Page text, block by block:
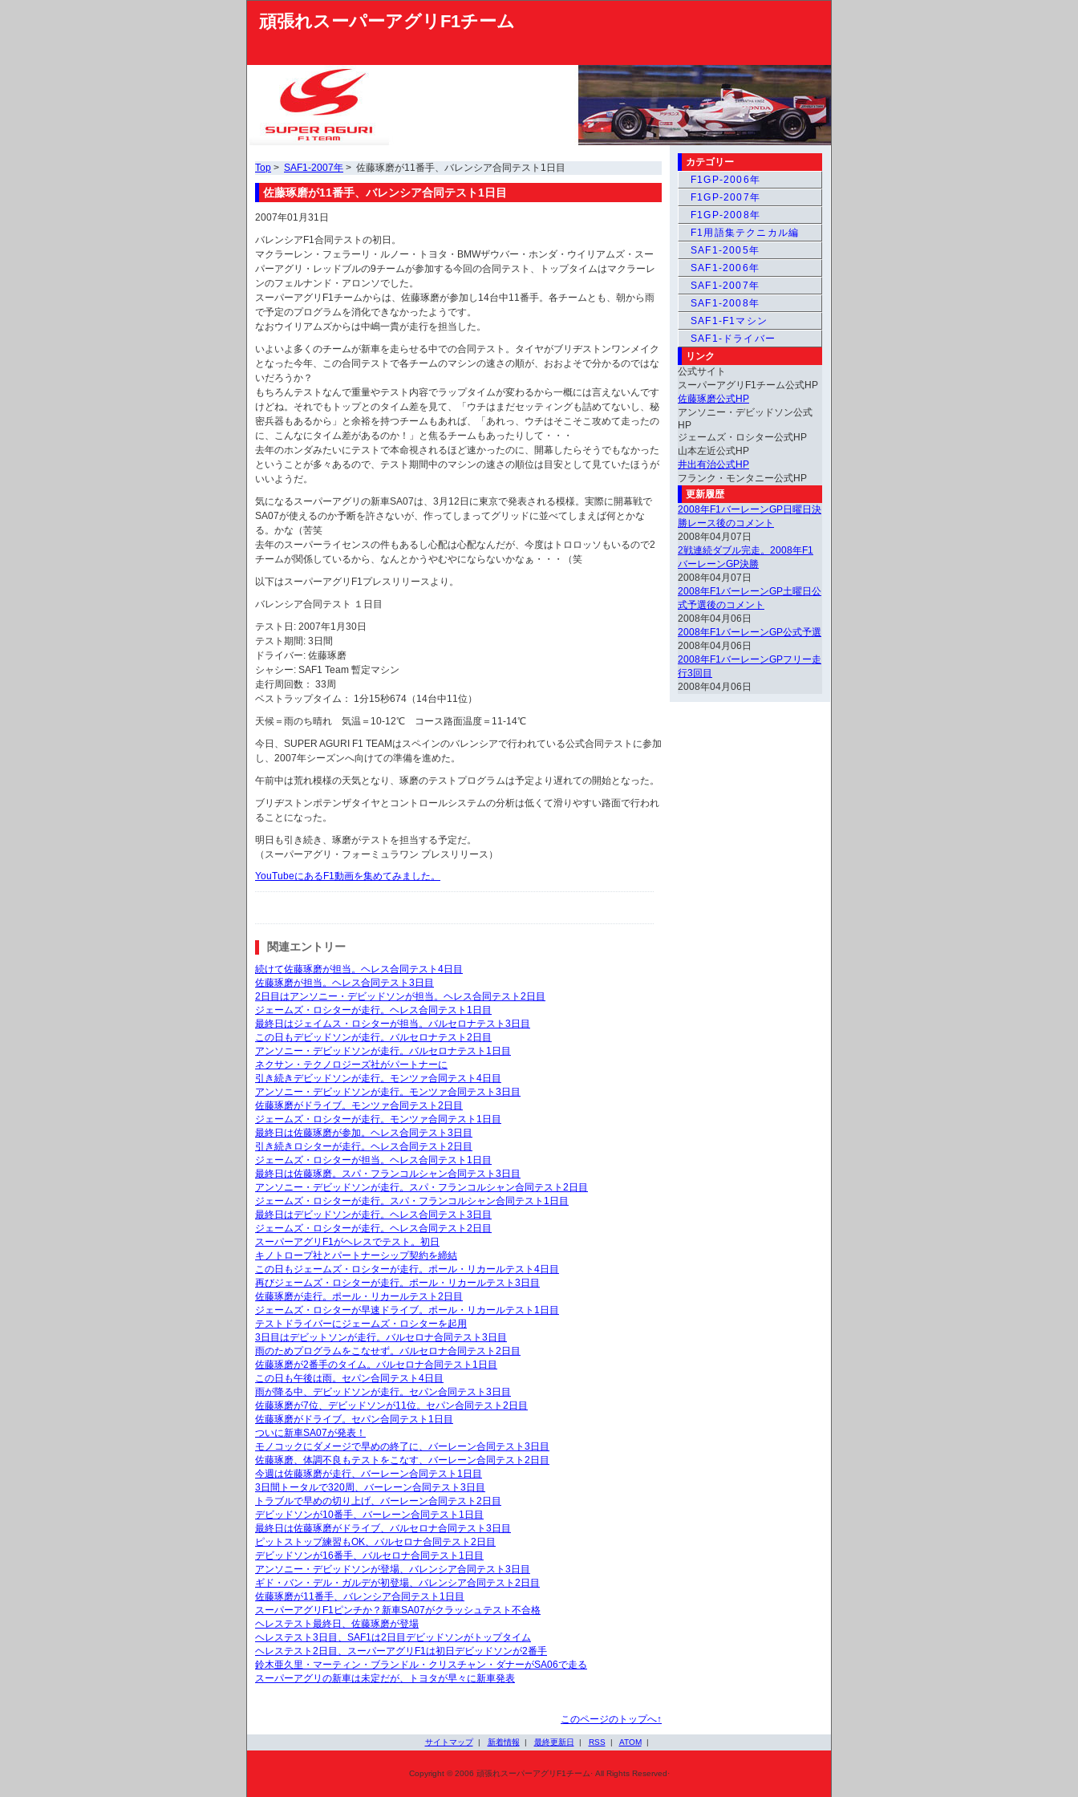
頑張れスーパーアグリF1チーム
Top > SAF1-2007年 > 佐藤琢磨が11番手、バレンシア合同テスト1日目
佐藤琢磨が11番手、バレンシア合同テスト1日目
2007年01月31日
バレンシアF1合同テストの初日。
マクラーレン・フェラーリ・ルノー・トヨタ・BMWザウバー・ホンダ・ウイリアムズ・スー
パーアグリ・レッドブルの9チームが参加する今回の合同テスト、トップタイムはマクラーレ
ンのフェルナンド・アロンソでした。
スーパーアグリF1チームからは、佐藤琢磨が参加し14台中11番手。各チームとも、朝から雨
で予定のプログラムを消化できなかったようです。
なおウイリアムズからは中嶋一貴が走行を担当した。
いよいよ多くのチームが新車を走らせる中での合同テスト。タイヤがブリヂストンワンメイク
となった今年、この合同テストで各チームのマシンの速さの順が、おおよそで分かるのではな
いだろうか？
もちろんテストなんで重量やテスト内容でラップタイムが変わるから一概には言えないんです
けどね。それでもトップとのタイム差を見て、「ウチはまだセッティングも詰めてないし、秘
密兵器もあるから」と余裕を持つチームもあれば、「あれっ、ウチはそこそこ攻めて走ったの
に、こんなにタイム差があるのか！」と焦るチームもあったりして・・・
去年のホンダみたいにテストで本命視されるほど速かったのに、開幕したらそうでもなかった
ということが多々あるので、テスト期間中のマシンの速さの順位は目安として見ていたほうが
いいようだ。
気になるスーパーアグリの新車SA07は、3月12日に東京で発表される模様。実際に開幕戦で
SA07が使えるのか予断を許さないが、作ってしまってグリッドに並べてしまえば何とかな
る。かな（苦笑
去年のスーパーライセンスの件もあるし心配は心配なんだが、今度はトロロッソもいるので2
チームが関係しているから、なんとかうやむやにならないかなぁ・・・（笑
以下はスーパーアグリF1プレスリリースより。
バレンシア合同テスト １日目
テスト日: 2007年1月30日
テスト期間: 3日間
ドライバー: 佐藤琢磨
シャシー: SAF1 Team 暫定マシン
走行周回数： 33周
ベストラップタイム： 1分15秒674（14台中11位）
天候＝雨のち晴れ 気温＝10-12℃ コース路面温度＝11-14℃
今日、SUPER AGURI F1 TEAMはスペインのバレンシアで行われている公式合同テストに参加
し、2007年シーズンへ向けての準備を進めた。
午前中は荒れ模様の天気となり、琢磨のテストプログラムは予定より遅れての開始となった。
ブリヂストンポテンザタイヤとコントロールシステムの分析は低くて滑りやすい路面で行われ
ることになった。
明日も引き続き、琢磨がテストを担当する予定だ。
（スーパーアグリ・フォーミュラワン プレスリリース）
YouTubeにあるF1動画を集めてみました。
関連エントリー
続けて佐藤琢磨が担当。ヘレス合同テスト4日目
佐藤琢磨が担当。ヘレス合同テスト3日目
2日目はアンソニー・デビッドソンが担当。ヘレス合同テスト2日目
ジェームズ・ロシターが走行。ヘレス合同テスト1日目
最終日はジェイムス・ロシターが担当。バルセロナテスト3日目
この日もデビッドソンが走行。バルセロナテスト2日目
アンソニー・デビッドソンが走行。バルセロナテスト1日目
ネクサン・テクノロジーズ社がパートナーに
引き続きデビッドソンが走行。モンツァ合同テスト4日目
アンソニー・デビッドソンが走行。モンツァ合同テスト3日目
佐藤琢磨がドライブ。モンツァ合同テスト2日目
ジェームズ・ロシターが走行。モンツァ合同テスト1日目
最終日は佐藤琢磨が参加。ヘレス合同テスト3日目
引き続きロシターが走行。ヘレス合同テスト2日目
ジェームズ・ロシターが担当。ヘレス合同テスト1日目
最終日は佐藤琢磨。スパ・フランコルシャン合同テスト3日目
アンソニー・デビッドソンが走行。スパ・フランコルシャン合同テスト2日目
ジェームズ・ロシターが走行。スパ・フランコルシャン合同テスト1日目
最終日はデビッドソンが走行。ヘレス合同テスト3日目
ジェームズ・ロシターが走行。ヘレス合同テスト2日目
スーパーアグリF1がヘレスでテスト。初日
キノトロープ社とパートナーシップ契約を締結
この日もジェームズ・ロシターが走行。ポール・リカールテスト4日目
再びジェームズ・ロシターが走行。ポール・リカールテスト3日目
佐藤琢磨が走行。ポール・リカールテスト2日目
ジェームズ・ロシターが早速ドライブ。ポール・リカールテスト1日目
テストドライバーにジェームズ・ロシターを起用
3日目はデビットソンが走行。バルセロナ合同テスト3日目
雨のためプログラムをこなせず。バルセロナ合同テスト2日目
佐藤琢磨が2番手のタイム。バルセロナ合同テスト1日目
この日も午後は雨。セパン合同テスト4日目
雨が降る中、デビッドソンが走行。セパン合同テスト3日目
佐藤琢磨が7位、デビッドソンが11位。セパン合同テスト2日目
佐藤琢磨がドライブ。セパン合同テスト1日目
ついに新車SA07が発表！
モノコックにダメージで早めの終了に、バーレーン合同テスト3日目
佐藤琢磨、体調不良もテストをこなす、バーレーン合同テスト2日目
今週は佐藤琢磨が走行、バーレーン合同テスト1日目
3日間トータルで320周、バーレーン合同テスト3日目
トラブルで早めの切り上げ、バーレーン合同テスト2日目
デビッドソンが10番手、バーレーン合同テスト1日目
最終日は佐藤琢磨がドライブ、バルセロナ合同テスト3日目
ピットストップ練習もOK、バルセロナ合同テスト2日目
デビッドソンが16番手、バルセロナ合同テスト1日目
アンソニー・デビッドソンが登場、バレンシア合同テスト3日目
ギド・バン・デル・ガルデが初登場、バレンシア合同テスト2日目
佐藤琢磨が11番手、バレンシア合同テスト1日目
スーパーアグリF1ピンチか？新車SA07がクラッシュテスト不合格
ヘレステスト最終日、佐藤琢磨が登場
ヘレステスト3日目、SAF1は2日目デビッドソンがトップタイム
ヘレステスト2日目、スーパーアグリF1は初日デビッドソンが2番手
鈴木亜久里・マーティン・ブランドル・クリスチャン・ダナーがSA06で走る
スーパーアグリの新車は未定だが、トヨタが早々に新車発表
このページのトップへ↑
カテゴリー
F1GP-2006年
F1GP-2007年
F1GP-2008年
F1用語集テクニカル編
SAF1-2005年
SAF1-2006年
SAF1-2007年
SAF1-2008年
SAF1-F1マシン
SAF1-ドライバー
リンク
公式サイト
スーパーアグリF1チーム公式HP
佐藤琢磨公式HP
アンソニー・デビッドソン公式
HP
ジェームズ・ロシター公式HP
山本左近公式HP
井出有治公式HP
フランク・モンタニー公式HP
更新履歴
2008年F1バーレーンGP日曜日決
勝レース後のコメント
2008年04月07日
2戦連続ダブル完走。2008年F1
バーレーンGP決勝
2008年04月07日
2008年F1バーレーンGP土曜日公
式予選後のコメント
2008年04月06日
2008年F1バーレーンGP公式予選
2008年04月06日
2008年F1バーレーンGPフリー走
行3回目
2008年04月06日
サイトマップ| 新着情報 | 最終更新日 | RSS| ATOM|
Copyright © 2006 頑張れスーパーアグリF1チーム· All Rights Reserved·